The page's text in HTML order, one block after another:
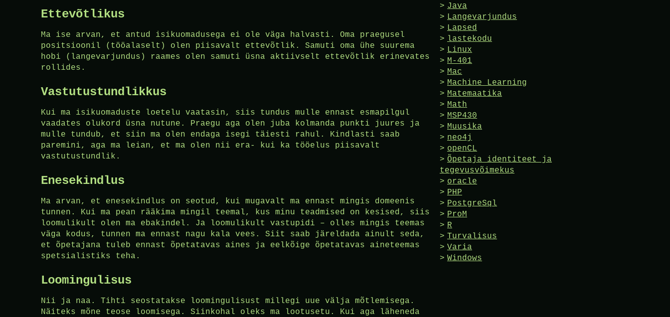
Ettevõtlikus
Ma ise arvan, et antud isikuomadusega ei ole väga halvasti. Oma praegusel
positsioonil (tööalaselt) olen piisavalt ettevõtlik. Samuti oma ühe suurema
hobi (langevarjundus) raames olen samuti üsna aktiivselt ettevõtlik erinevates
rollides.
Vastutustundlikkus
Kui ma isikuomaduste loetelu vaatasin, siis tundus mulle ennast esmapilgul
vaadates olukord üsna nutune. Praegu aga olen juba kolmanda punkti juures ja
mulle tundub, et siin ma olen endaga isegi täiesti rahul. Kindlasti saab
paremini, aga ma leian, et ma olen nii era- kui ka tööelus piisavalt
vastutustundlik.
Enesekindlus
Ma arvan, et enesekindlus on seotud, kui mugavalt ma ennast mingis domeenis
tunnen. Kui ma pean rääkima mingil teemal, kus minu teadmised on kesised, siis
loomulikult olen ma ebakindel. Ja loomulikult vastupidi – olles mingis teemas
väga kodus, tunnen ma ennast nagu kala vees. Siit saab järeldada ainult seda,
et õpetajana tuleb ennast õpetatavas aines ja eelkõige õpetatavas aineteemas
spetsialistiks teha.
Loomingulisus
Nii ja naa. Tihti seostatakse loomingulisust millegi uue välja mõtlemisega.
Näiteks mõne teose loomisega. Siinkohal oleks ma lootusetu. Kui aga läheneda
Java
Langevarjundus
Lapsed
lastekodu
Linux
M-401
Mac
Machine Learning
Matemaatika
Math
MSP430
Muusika
neo4j
openCL
Õpetaja identiteet ja
tegevusvõimekus
oracle
PHP
PostgreSql
ProM
R
Turvalisus
Varia
Windows